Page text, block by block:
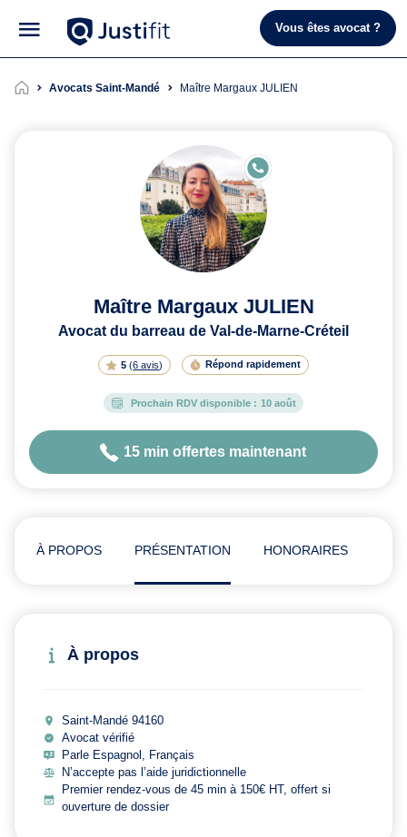
Vous êtes avocat ?
Avocats Saint-Mandé Maître Margaux JULIEN
E
N
LI
G
N
E
Maître Margaux JULIEN
Avocat du barreau de Val-de-Marne-Créteil
5(6 avis) Répond rapidement
Prochain RDV disponible : 10 août
15 min offertes maintenant
À PROPOS PRÉSENTATION HONORAIRES
À propos
Saint-Mandé 94160
Avocat vérifié
Parle Espagnol, Français
N’accepte pas l’aide juridictionnelle
Premier rendez-vous de 45 min à 150€ HT, offert si
ouverture de dossier